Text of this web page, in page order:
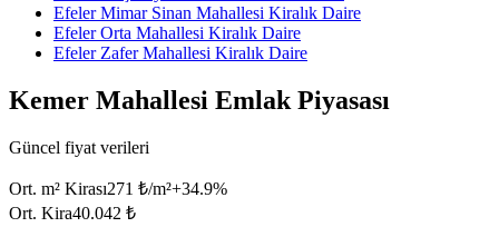
Efeler Mimar Sinan Mahallesi Kiralık Daire
Efeler Orta Mahallesi Kiralık Daire
Efeler Zafer Mahallesi Kiralık Daire
Kemer Mahallesi Emlak Piyasası
Güncel fiyat verileri
Ort. m² Kirası271 ₺/m²+34.9%
Ort. Kira40.042 ₺